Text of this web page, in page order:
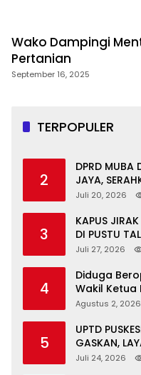
Wako Dampingi
Pertanian
September 16, 2025
TERPOPULER
2
DPRD MUBA
JAYA,
JALAN
Juli 20, 2026
3
KAPUS
DI PUSTU
Juli 27, 2026
4
Diduga
Wakil Ketua
Aburahmi
Agustus 2, 2026
5
UPTD
GASKAN,
GRATIS
Juli 24, 2026